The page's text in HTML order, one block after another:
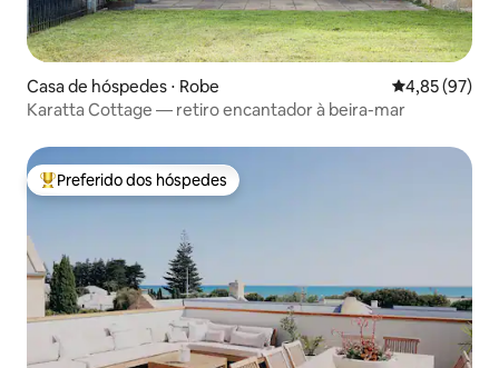
Casa de hóspedes ⋅ Robe 4,85 de uma
4,85 (97)
Karatta Cottage — retiro encantador à beira-mar
Entre os melhores preferidos dos hóspedes
Preferido dos hóspedes